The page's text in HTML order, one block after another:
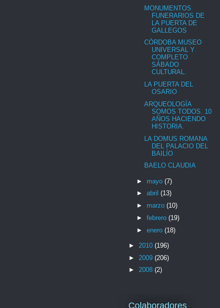
MONUMENTOS
FUNERARIOS DE
LA PUERTA DE
GALLEGOS
CÓRDOBA MUSEO
UNIVERSAL Y
COMPLETO
SÁBADO
CULTURAL.
LA PUERTA DEL
OSARIO
ARQUEOLOGÍA
SOMOS TODOS. 10
AÑOS HACIENDO
HISTORIA.
LA DOMUS ROMANA
DEL PALACIO DEL
BAILÍO
BAELO CLAUDIA
► mayo (7)
► abril (13)
► marzo (10)
► febrero (19)
► enero (18)
► 2010 (196)
► 2009 (206)
► 2008 (2)
Colaboradores